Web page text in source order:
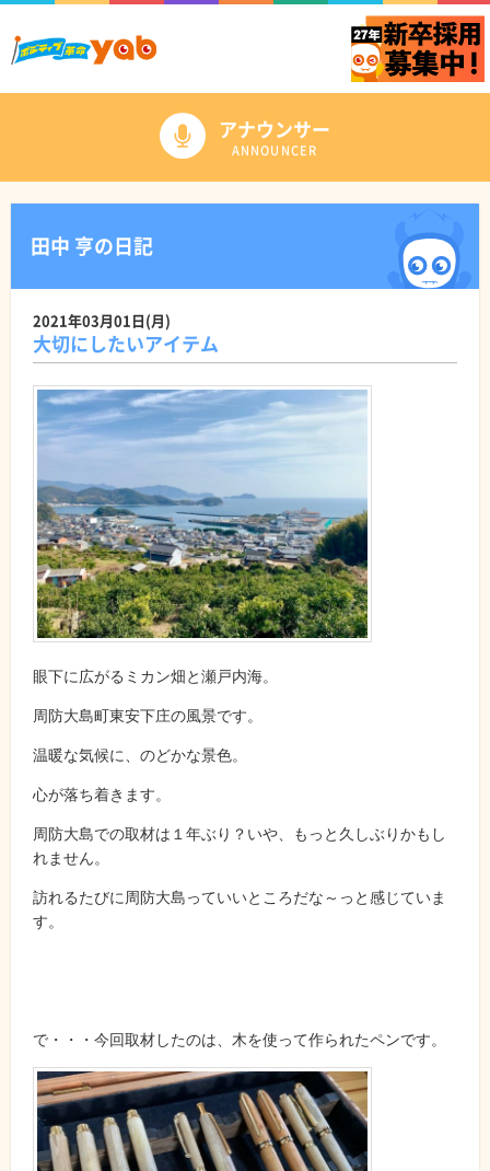
アナウンサー
ANNOUNCER
田中 亨の日記
2021年03月01日(月)
大切にしたいアイテム
眼下に広がるミカン畑と瀬戸内海。
周防大島町東安下庄の風景です。
温暖な気候に、のどかな景色。
心が落ち着きます。
周防大島での取材は１年ぶり？いや、もっと久しぶりかもし
れません。
訪れるたびに周防大島っていいところだな～っと感じていま
す。
で・・・今回取材したのは、木を使って作られたペンです。